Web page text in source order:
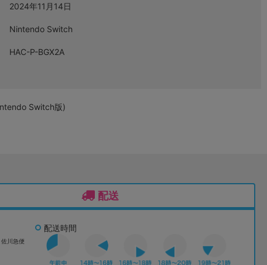
2024年11月14日
Nintendo Switch
HAC-P-BGX2A
Switch版)
配送
川急便
配送時間